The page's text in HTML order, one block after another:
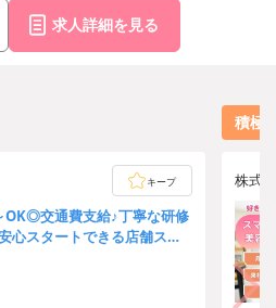
求人詳細を見る
キープ
OK◎交通費支給♪丁寧な研修
心スタートできる店舗スタ
積極
株式